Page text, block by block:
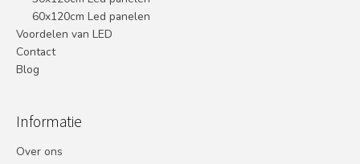
60x120cm Led panelen
Voordelen van LED
Contact
Blog
Informatie
Over ons